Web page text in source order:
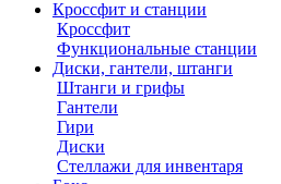
Кроссфит и станции
Кроссфит
Функциональные станции
Диски, гантели, штанги
Штанги и грифы
Гантели
Гири
Диски
Стеллажи для инвентаря